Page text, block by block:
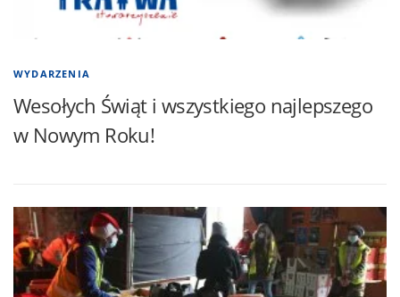
WYDARZENIA
Wesołych Świąt i wszystkiego najlepszego
w Nowym Roku!